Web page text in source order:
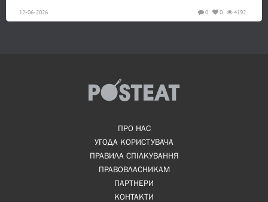
12-06-2026 4192
0
0
ПРО НАС
УГОДА КОРИСТУВАЧА
ПРАВИЛА СПІЛКУВАННЯ
ПРАВОВЛАСНИКАМ
ПАРТНЕРИ
КОНТАКТИ